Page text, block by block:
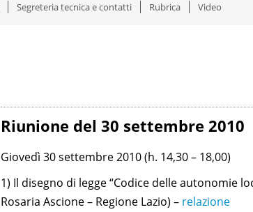
Segreteria tecnica e contatti Rubrica Video
Riunione del 30 settembre 2010
Giovedì 30 settembre 2010 (h. 14,30 – 18,00)
1) Il disegno di legge “Codice delle autonomie
Rosaria Ascione – Regione Lazio) – relazione